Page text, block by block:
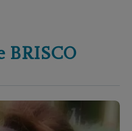
BRISCO